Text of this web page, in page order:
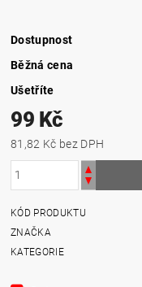
Dostupnost
Běžná cena
Ušetříte
99 Kč
81,82 Kč bez DPH
KÓD PRODUKTU
ZNAČKA
KATEGORIE